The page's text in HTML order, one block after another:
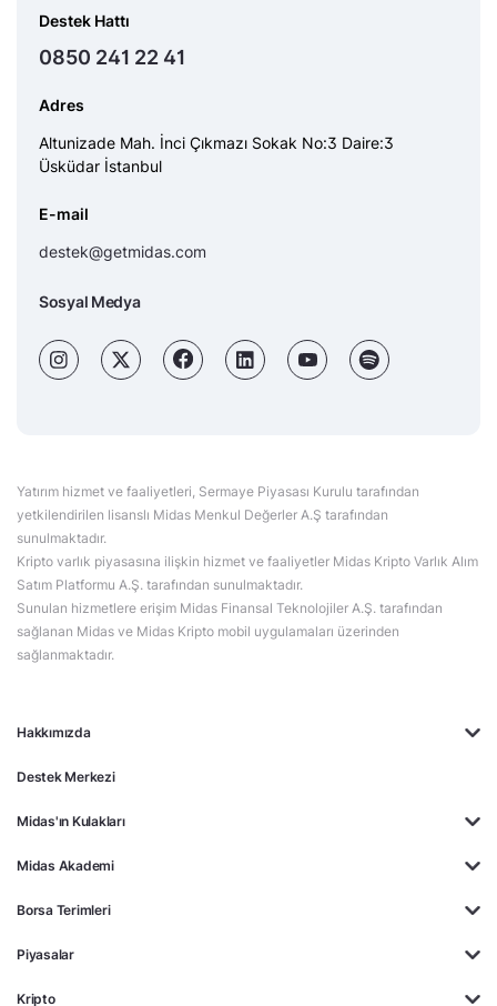
Hakkımızda
Destek Merkezi
Midas'ın Kulakları
Midas Akademi
Borsa Terimleri
Piyasalar
Kripto
Destek Hattı
0850 241 22 41
Adres
Altunizade Mah. İnci Çıkmazı Sokak No:3 Daire:3
Üsküdar İstanbul
E-mail
destek@getmidas.com
Sosyal Medya
Yatırım hizmet ve faaliyetleri, Sermaye Piyasası Kurulu tarafından
yetkilendirilen lisanslı Midas Menkul Değerler A.Ş tarafından
sunulmaktadır.
Kripto varlık piyasasına ilişkin hizmet ve faaliyetler Midas Kripto Varlık Alım
Satım Platformu A.Ş. tarafından sunulmaktadır.
Sunulan hizmetlere erişim Midas Finansal Teknolojiler A.Ş. tarafından
sağlanan Midas ve Midas Kripto mobil uygulamaları üzerinden
sağlanmaktadır.